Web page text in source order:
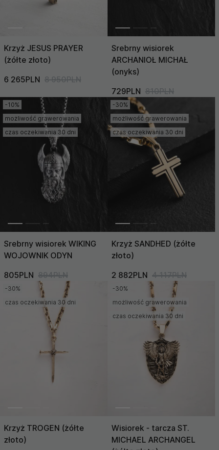
Krzyż JESUS PRAYER
(żółte złoto)
6 265PLN 8 950PLN
Srebrny wisiorek
ARCHANIOŁ MICHAŁ
(onyks)
729PLN 810PLN
-10%
możliwość grawerowania
czas oczekiwania 30 dni
Srebrny wisiorek WIKING
WOJOWNIK ODYN
805PLN 894PLN
-30%
możliwość grawerowania
czas oczekiwania 30 dni
Krzyż SANDHED (żółte
złoto)
2 882PLN 4 117PLN
-30%
czas oczekiwania 30 dni
Krzyż TROGEN (żółte
złoto)
-30%
możliwość grawerowania
czas oczekiwania 30 dni
Wisiorek - tarcza ST.
MICHAEL ARCHANGEL